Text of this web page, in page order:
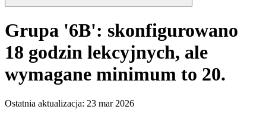
Grupa '6B': skonfigurowano
18 godzin lekcyjnych, ale
wymagane minimum to 20.
Ostatnia aktualizacja: 23 mar 2026